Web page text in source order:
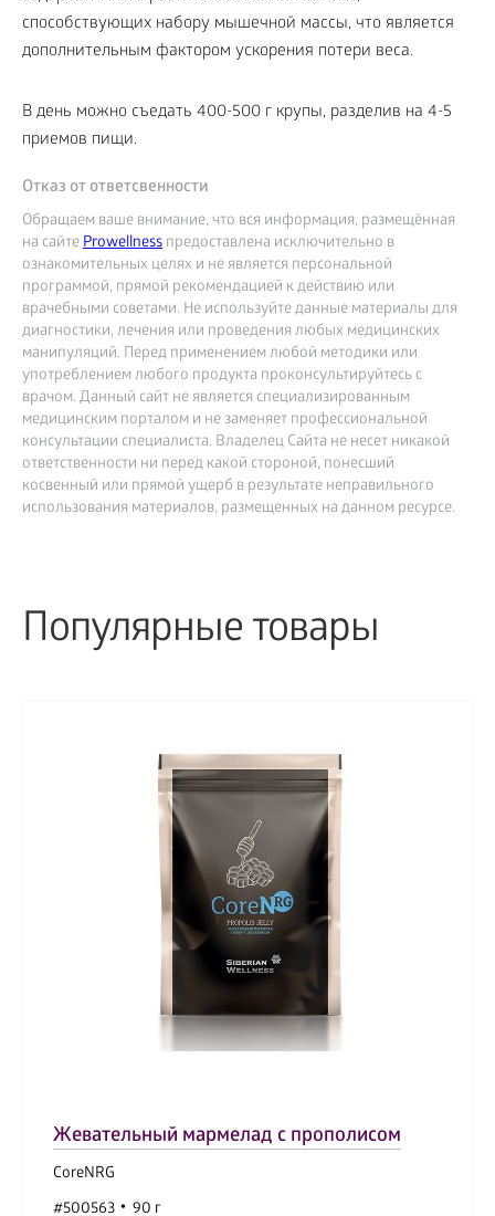
способствующих набору мышечной массы, что является
дополнительным фактором ускорения потери веса.
В день можно съедать 400-500 г крупы, разделив на 4-5
приемов пищи.
Отказ от ответсвенности
Обращаем ваше внимание, что вся информация, размещённая
на сайтеProwellness предоставлена исключительно в
ознакомительных целях и не является персональной
программой, прямой рекомендацией к действию или
врачебными советами. Не используйте данные материалы для
диагностики, лечения или проведения любых медицинских
манипуляций. Перед применением любой методики или
употреблением любого продукта проконсультируйтесь с
врачом. Данный сайт не является специализированным
медицинским порталом и не заменяет профессиональной
консультации специалиста. Владелец Сайта не несет никакой
ответственности ни перед какой стороной, понесший
косвенный или прямой ущерб в результате неправильного
использования материалов, размещенных на данном ресурсе.
Популярные товары
Жевательный мармелад с прополисом
CoreNRG
#500563
90 г